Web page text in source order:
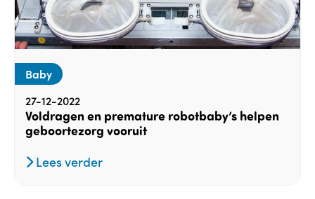
Baby
27-12-2022
Voldragen en premature robotbaby’s helpen
geboortezorg vooruit
Lees verder